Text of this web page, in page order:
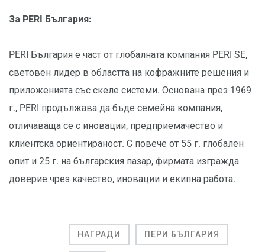
За PERI България:
PERI България е част от глобалната компания PERI SE,
световен лидер в областта на кофражните решения и
приложенията със скеле системи. Основана през 1969
г., PERI продължава да бъде семейна компания,
отличаваща се с иновации, предприемачество и
клиентска ориентираност. С повече от 55 г. глобален
опит и 25 г. на българския пазар, фирмата изгражда
доверие чрез качество, иновации и екипна работа.
НАГРАДИ ПЕРИ БЪЛГАРИЯ